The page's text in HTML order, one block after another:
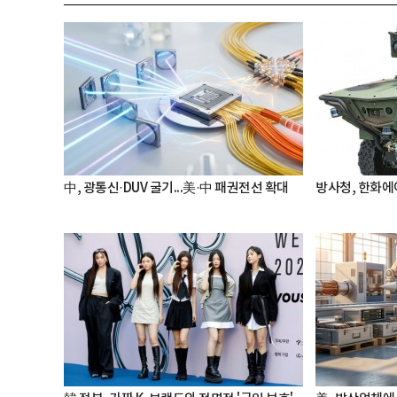
中, 광통신·DUV 굴기...美·中 패권전선 확대 방사청, 한화